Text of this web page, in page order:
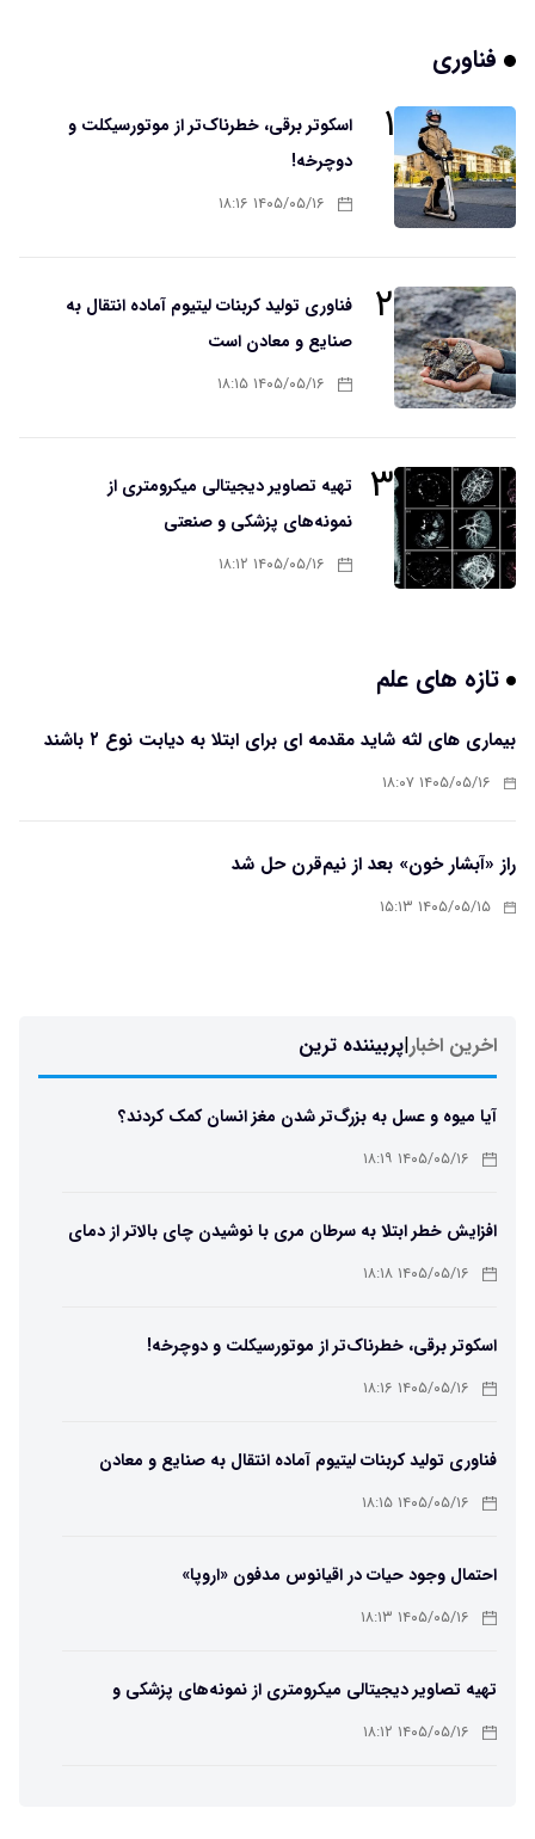
فناوری
۱
اسکوتر برقی، خطرناک‌تر از موتورسیکلت و
دوچرخه!
۱۴۰۵/۰۵/۱۶ ۱۸:۱۶
۲
فناوری تولید کربنات لیتیوم آماده انتقال به
صنایع و معادن است
۱۴۰۵/۰۵/۱۶ ۱۸:۱۵
۳
تهیه تصاویر دیجیتالی میکرومتری از
نمونه‌های پزشکی و صنعتی
۱۴۰۵/۰۵/۱۶ ۱۸:۱۲
تازه های علم
بیماری های لثه شاید مقدمه ای برای ابتلا به دیابت نوع ۲ باشند
۱۴۰۵/۰۵/۱۶ ۱۸:۰۷
راز «آبشار خون» بعد از نیم‌قرن حل شد
۱۴۰۵/۰۵/۱۵ ۱۵:۱۳
اخرین اخبار|پربیننده ترین
آیا میوه و عسل به بزرگ‌تر شدن مغز انسان کمک کردند؟
۱۴۰۵/۰۵/۱۶ ۱۸:۱۹
افزایش خطر ابتلا به سرطان مری با نوشیدن چای بالاتر از دمای
۶۵ درجه ۱۴۰۵/۰۵/۱۶ ۱۸:۱۸
اسکوتر برقی، خطرناک‌تر از موتورسیکلت و دوچرخه!
۱۴۰۵/۰۵/۱۶ ۱۸:۱۶
فناوری تولید کربنات لیتیوم آماده انتقال به صنایع و معادن
است۱۴۰۵/۰۵/۱۶ ۱۸:۱۵
احتمال وجود حیات در اقیانوس مدفون «اروپا»
۱۴۰۵/۰۵/۱۶ ۱۸:۱۳
تهیه تصاویر دیجیتالی میکرومتری از نمونه‌های پزشکی و
صنعتی۱۴۰۵/۰۵/۱۶ ۱۸:۱۲